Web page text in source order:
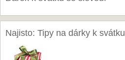
Najisto: Tipy na dárky k svátku